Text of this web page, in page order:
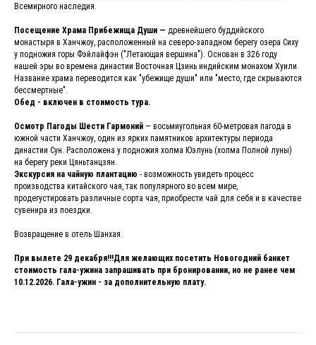
Всемирного наследия.
Посещение Храма Прибежища Души — древнейшего буддийского
монастыря в Ханчжоу, расположенный на северо-западном берегу озера Сиху
у подножия горы Фэйлайфэн ("Летающая вершина"). Основан в 326 году
нашей эры во времена династии Восточная Цзинь индийским монахом Хуили.
Название храма переводится как "убежище души" или "место, где скрываются
бессмертные".
Обед - включен в стоимость тура.
Осмотр Пагоды Шести Гармоний — восьмиугольная 60-метровая пагода в
южной части Ханчжоу, один из ярких памятников архитектуры периода
династии Сун. Расположена у подножия холма Юэлунь (холма Полной луны)
на берегу реки Цяньтанцзян.
Экскурсия на чайную плантацию - возможность увидеть процесс
производства китайского чая, так популярного во всем мире,
продегустировать различные сорта чая, приобрести чай для себя и в качестве
сувенира из поездки.
Возвращение в отель Шанхая.
При вылете 29 декабря!!!Для желающих посетить Новогодний банкет
стоимость гала-ужина запрашивать при бронировании, но не ранее чем
10.12.2026. Гала-ужин - за дополнительную плату.